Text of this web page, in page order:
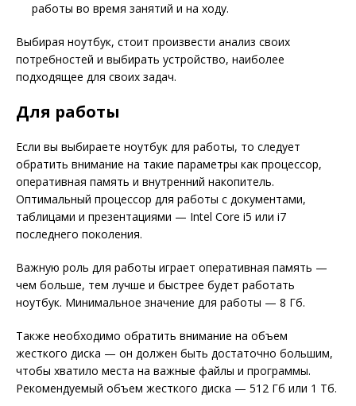
работы во время занятий и на ходу.
Выбирая ноутбук, стоит произвести анализ своих
потребностей и выбирать устройство, наиболее
подходящее для своих задач.
Для работы
Если вы выбираете ноутбук для работы, то следует
обратить внимание на такие параметры как процессор,
оперативная память и внутренний накопитель.
Оптимальный процессор для работы с документами,
таблицами и презентациями — Intel Core i5 или i7
последнего поколения.
Важную роль для работы играет оперативная память —
чем больше, тем лучше и быстрее будет работать
ноутбук. Минимальное значение для работы — 8 Гб.
Также необходимо обратить внимание на объем
жесткого диска — он должен быть достаточно большим,
чтобы хватило места на важные файлы и программы.
Рекомендуемый объем жесткого диска — 512 Гб или 1 Тб.